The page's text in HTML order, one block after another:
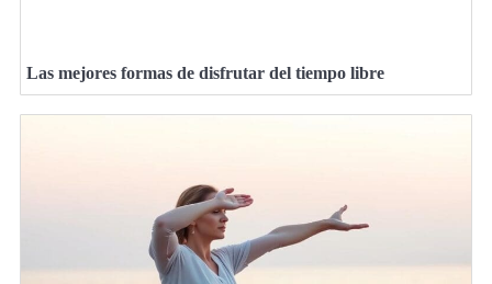
Las mejores formas de disfrutar del tiempo libre